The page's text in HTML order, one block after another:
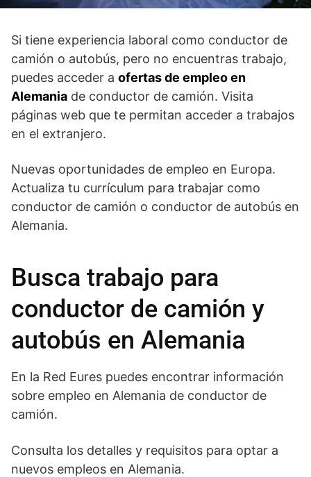
Si tiene experiencia laboral como conductor de
camión o autobús, pero no encuentras trabajo,
puedes acceder a ofertas de empleo en
Alemania de conductor de camión. Visita
páginas web que te permitan acceder a trabajos
en el extranjero.
Nuevas oportunidades de empleo en Europa.
Actualiza tu currículum para trabajar como
conductor de camión o conductor de autobús en
Alemania.
Busca trabajo para
conductor de camión y
autobús en Alemania
En la Red Eures puedes encontrar información
sobre empleo en Alemania de conductor de
camión.
Consulta los detalles y requisitos para optar a
nuevos empleos en Alemania.